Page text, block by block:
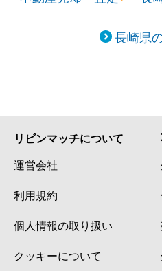
長崎県
リビンマッチについて
運営会社
利用規約
個人情報の取り扱い
クッキーについて